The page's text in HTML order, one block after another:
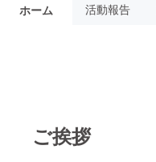
ホーム 活動報告
ご挨拶